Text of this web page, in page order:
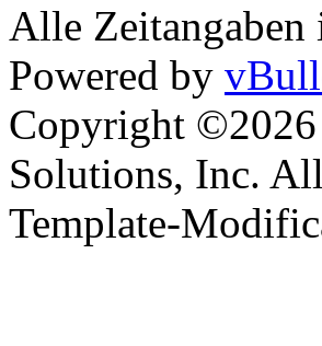
Alle
Powered by
Copyright
Solutions, Inc.
Template-